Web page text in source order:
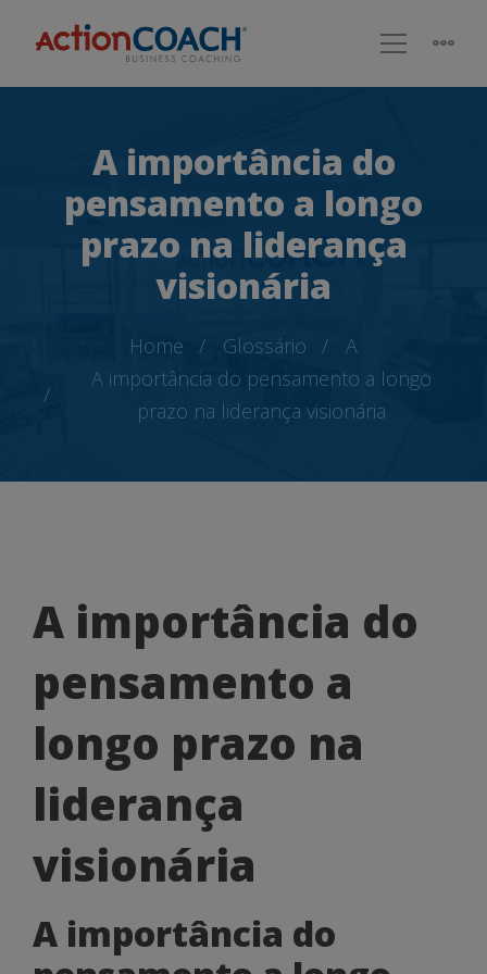
A importância do
pensamento a longo
prazo na liderança
visionária
Home Glossário
A
A importância do pensamento a longo
prazo na liderança visionária
A
importância
do
pensamento
a
longo
prazo
liderança
A importância do
pensamento a
longo prazo na
liderança
visionária
A importância do